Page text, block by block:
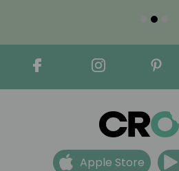
Apple Store